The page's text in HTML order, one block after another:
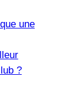
une
?